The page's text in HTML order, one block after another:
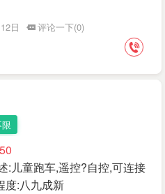
日
评论一下(0)
:儿童跑车,遥控?自控,可连接
度:八九成新